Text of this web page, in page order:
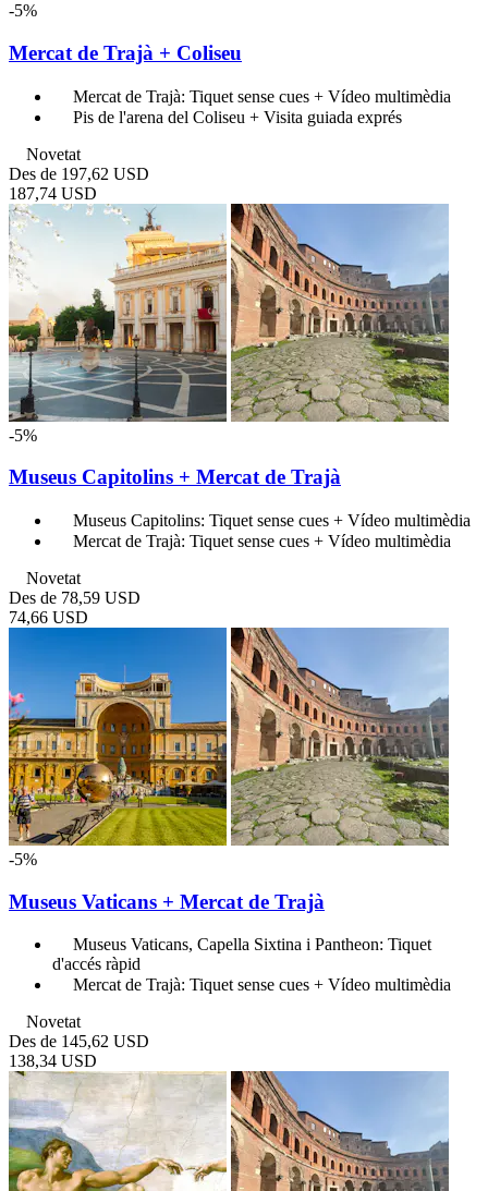
-5%
Mercat de Trajà + Coliseu
Mercat de Trajà: Tiquet sense cues + Vídeo multimèdia
Pis de l'arena del Coliseu + Visita guiada exprés
Novetat
Des de 197,62 USD
187,74 USD
-5%
Museus Capitolins + Mercat de Trajà
Museus Capitolins: Tiquet sense cues + Vídeo multimèdia
Mercat de Trajà: Tiquet sense cues + Vídeo multimèdia
Novetat
Des de 78,59 USD
74,66 USD
-5%
Museus Vaticans + Mercat de Trajà
Museus Vaticans, Capella Sixtina i Pantheon: Tiquet
d'accés ràpid
Mercat de Trajà: Tiquet sense cues + Vídeo multimèdia
Novetat
Des de 145,62 USD
138,34 USD